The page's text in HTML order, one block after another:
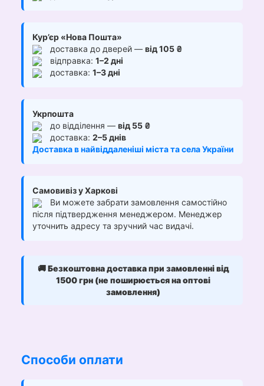
Кур’єр «Нова Пошта»
доставка до дверей — від 105 ₴
відправка: 1–2 дні
доставка: 1–3 дні
Укрпошта
до відділення — від 55 ₴
доставка: 2–5 днів
Доставка в найвіддаленіші міста та села України
Самовивіз у Харкові
Ви можете забрати замовлення самостійно
після підтвердження менеджером. Менеджер
уточнить адресу та зручний час видачі.
🚚Безкоштовна доставка при замовленні від
1500 грн (не поширюється на оптові
замовлення)
Способи оплати